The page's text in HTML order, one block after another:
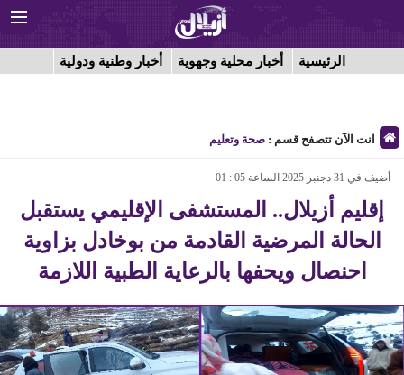
الرئيسية أخبار محلية وجهوية أخبار وطنية ودولية
انت الآن تتصفح قسم : صحة وتعليم
أضيف في 31 دجنبر 2025 الساعة 05 : 01
إقليم أزيلال.. المستشفى الإقليمي يستقبل
الحالة المرضية القادمة من بوخادل بزاوية
احنصال ويحفها بالرعاية الطبية اللازمة